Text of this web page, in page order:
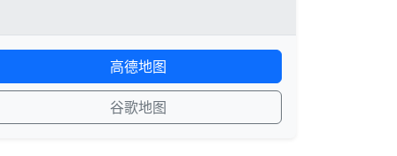
高德地图
谷歌地图